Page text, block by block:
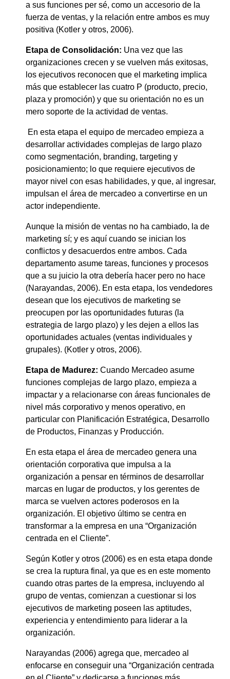
a sus funciones per sé, como un accesorio de la
fuerza de ventas, y la relación entre ambos es muy
positiva (Kotler y otros, 2006).
Etapa de Consolidación: Una vez que las
organizaciones crecen y se vuelven más exitosas,
los ejecutivos reconocen que el marketing implica
más que establecer las cuatro P (producto, precio,
plaza y promoción) y que su orientación no es un
mero soporte de la actividad de ventas.
En esta etapa el equipo de mercadeo empieza a
desarrollar actividades complejas de largo plazo
como segmentación, branding, targeting y
posicionamiento; lo que requiere ejecutivos de
mayor nivel con esas habilidades, y que, al ingresar,
impulsan el área de mercadeo a convertirse en un
actor independiente.
Aunque la misión de ventas no ha cambiado, la de
marketing sí; y es aquí cuando se inician los
conflictos y desacuerdos entre ambos. Cada
departamento asume tareas, funciones y procesos
que a su juicio la otra debería hacer pero no hace
(Narayandas, 2006). En esta etapa, los vendedores
desean que los ejecutivos de marketing se
preocupen por las oportunidades futuras (la
estrategia de largo plazo) y les dejen a ellos las
oportunidades actuales (ventas individuales y
grupales). (Kotler y otros, 2006).
Etapa de Madurez: Cuando Mercadeo asume
funciones complejas de largo plazo, empieza a
impactar y a relacionarse con áreas funcionales de
nivel más corporativo y menos operativo, en
particular con Planificación Estratégica, Desarrollo
de Productos, Finanzas y Producción.
En esta etapa el área de mercadeo genera una
orientación corporativa que impulsa a la
organización a pensar en términos de desarrollar
marcas en lugar de productos, y los gerentes de
marca se vuelven actores poderosos en la
organización. El objetivo último se centra en
transformar a la empresa en una “Organización
centrada en el Cliente”.
Según Kotler y otros (2006) es en esta etapa donde
se crea la ruptura final, ya que es en este momento
cuando otras partes de la empresa, incluyendo al
grupo de ventas, comienzan a cuestionar si los
ejecutivos de marketing poseen las aptitudes,
experiencia y entendimiento para liderar a la
organización.
Narayandas (2006) agrega que, mercadeo al
enfocarse en conseguir una “Organización centrada